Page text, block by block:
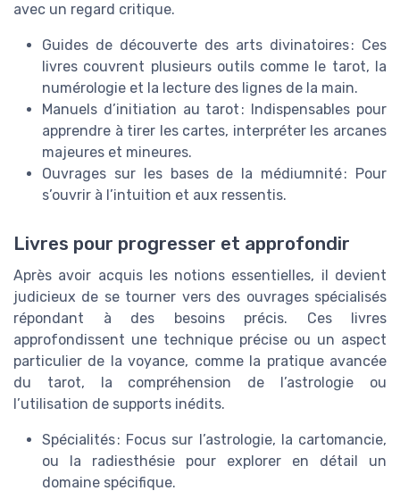
avec un regard critique.
Guides de découverte des arts divinatoires : Ces
livres couvrent plusieurs outils comme le tarot, la
numérologie et la lecture des lignes de la main.
Manuels d’initiation au tarot : Indispensables pour
apprendre à tirer les cartes, interpréter les arcanes
majeures et mineures.
Ouvrages sur les bases de la médiumnité : Pour
s’ouvrir à l’intuition et aux ressentis.
Livres pour progresser et approfondir
Après avoir acquis les notions essentielles, il devient
judicieux de se tourner vers des ouvrages spécialisés
répondant à des besoins précis. Ces livres
approfondissent une technique précise ou un aspect
particulier de la voyance, comme la pratique avancée
du tarot, la compréhension de l’astrologie ou
l’utilisation de supports inédits.
Spécialités : Focus sur l’astrologie, la cartomancie,
ou la radiesthésie pour explorer en détail un
domaine spécifique.